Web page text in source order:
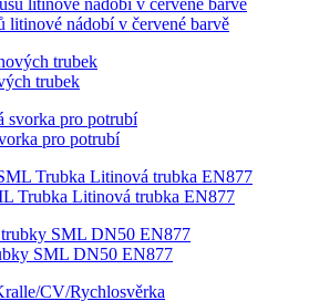
litinové nádobí v červené barvě
trubek
pro potrubí
Trubka Litinová trubka EN877
SML DN50 EN877